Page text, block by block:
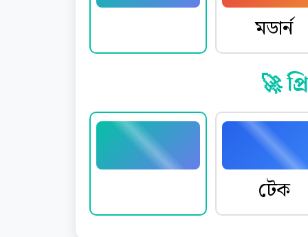
মডার্ন
🚀
টেক